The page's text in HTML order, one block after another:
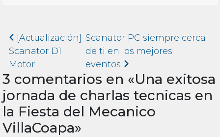
Navegación de entradas
[Actualización]
Scanator D1
Motor
Scanator PC siempre cerca
de ti en los mejores
eventos
3 comentarios en «Una exitosa
jornada de charlas tecnicas en
la Fiesta del Mecanico
VillaCoapa»